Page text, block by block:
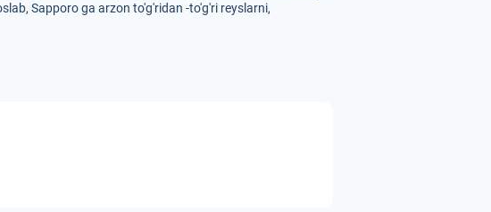
Sapporo ga arzon to'g'ridan -to'g'ri reyslarni,